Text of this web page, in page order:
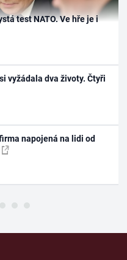
test NATO. Ve hře je i
vyžádala dva životy. Čtyři
napojená na lidi od